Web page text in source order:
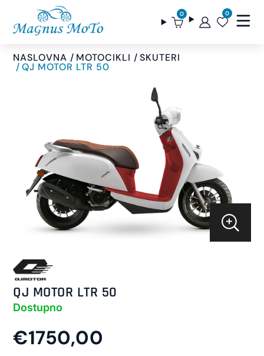
0 0
NASLOVNA MOTOCIKLI SKUTERI
QJ MOTOR LTR 50
QJ MOTOR LTR 50
Dostupno
€1750,00